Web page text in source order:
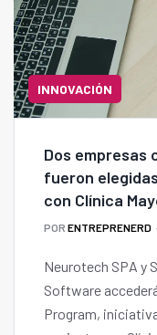
INNOVACIÓN
Dos empresas
fueron
con Clínica
POR ENTREPRENERD
Neurotech SPA y
Software
Program,